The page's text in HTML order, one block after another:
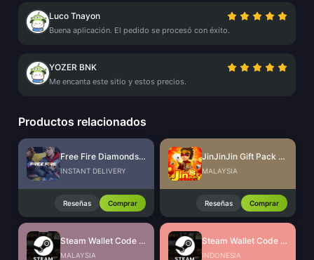
Luco Tnayon
Buena aplicación. El pedido se procesó con éxito.
YOZER BNK
Me encanta este sitio y estos precios.
Productos relacionados
Free Fire Diamonds EU + TR
INSTANT DELIVERY
Reseñas Comprar
JinJinJin Gift Pack Redeem Code
MALAYSIA
Reseñas Comprar
Steam Wallet Code (MYR)
MALAYSIA
Steam Wallet Code (IDR)
INDONESIA